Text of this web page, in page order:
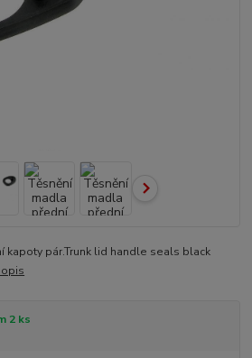
kapoty pár.Trunk lid handle seals black
2 ks